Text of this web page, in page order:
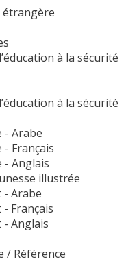
étrangère
à la sécurité
à la sécurité
- Arabe
- Français
- Anglais
illustrée
- Arabe
Français
Anglais
/ Référence